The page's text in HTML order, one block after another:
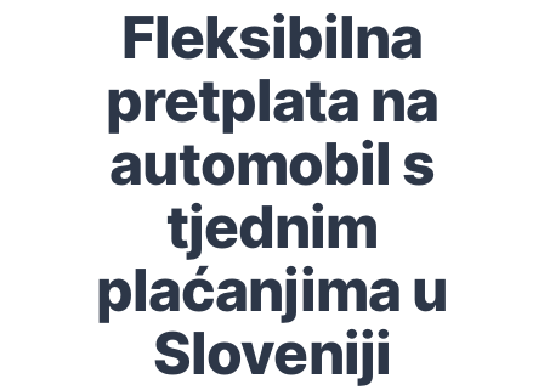
Fleksibilna
pretplata na
automobil s
tjednim
plaćanjima u
Sloveniji